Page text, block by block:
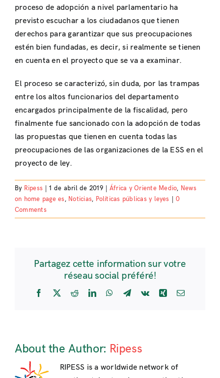
proceso de adopción a nivel parlamentario ha
previsto escuchar a los ciudadanos que tienen
derechos para garantizar que sus preocupaciones
estén bien fundadas, es decir, si realmente se tienen
en cuenta en el proyecto que se va a examinar.
El proceso se caracterizó, sin duda, por las trampas
entre los altos funcionarios del departamento
encargados principalmente de la fiscalidad, pero
finalmente fue sancionado con la adopción de todas
las propuestas que tienen en cuenta todas las
preocupaciones de las organizaciones de la ESS en el
proyecto de ley.
By Ripess 1 de abril de 2019 África y Oriente Medio, News
on home page es, Noticias, Políticas públicas y leyes
0
Comments
Partagez cette information sur votre
réseau social préféré!
Facebook
X RedditLinkedInWhatsApp
Telegram
Vk Xing Email
About the Author: Ripess
RIPESS is a worldwide network of